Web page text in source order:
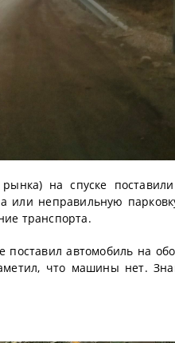
на спуске
или неправильную
транспорта.
автомобиль на
что машины нет.